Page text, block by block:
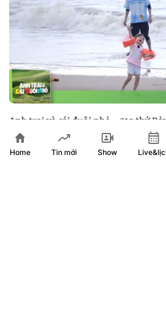
Anh trai và cái đuôi nhỏ - 21g thứ
Home Tin mới Show